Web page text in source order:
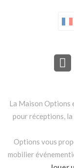
La Maison Options
pour réceptions, la
Options vous
mobilier